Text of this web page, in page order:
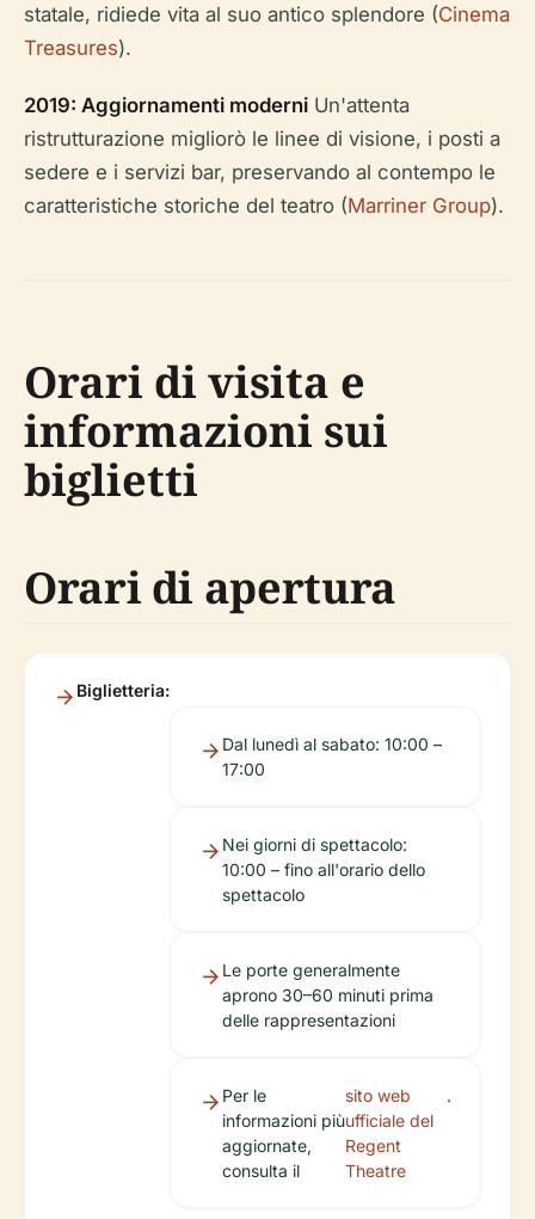
statale, ridiede vita al suo antico splendore (Cinema
Treasures).
2019: Aggiornamenti moderni Un'attenta
ristrutturazione migliorò le linee di visione, i posti a
sedere e i servizi bar, preservando al contempo le
caratteristiche storiche del teatro (Marriner Group).
Orari di visita e
informazioni sui
biglietti
Orari di apertura
Biglietteria:
Dal lunedì al sabato: 10:00 –
17:00
Nei giorni di spettacolo:
10:00 – fino all'orario dello
spettacolo
Le porte generalmente
aprono 30–60 minuti prima
delle rappresentazioni
Per le
informazioni più
aggiornate,
consulta il
sito web
ufficiale del
Regent
Theatre
.